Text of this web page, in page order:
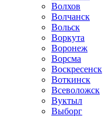
Волхов
Волчанск
Вольск
Воркута
Воронеж
Ворсма
Воскресенск
Воткинск
Всеволожск
Вуктыл
Выборг